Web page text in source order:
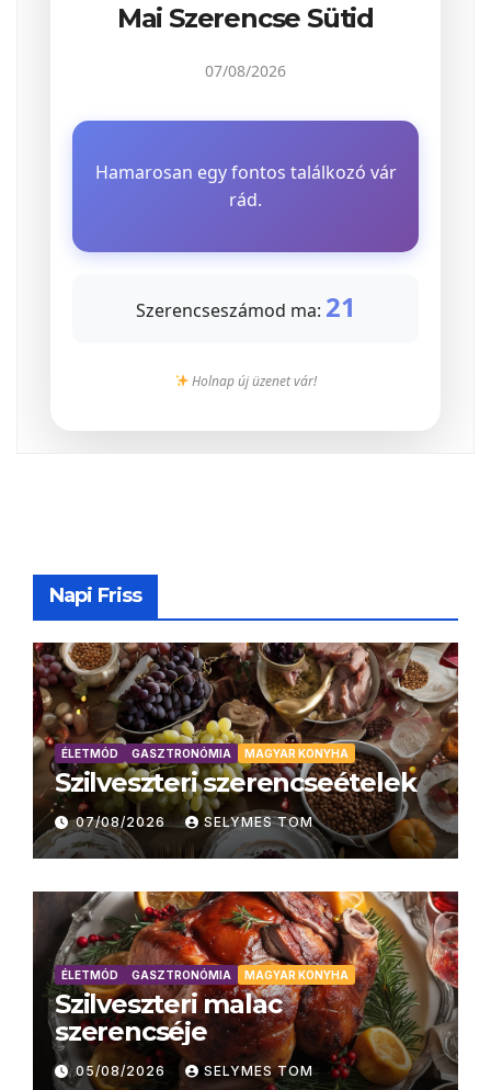
Mai Szerencse Sütid
07/08/2026
Hamarosan egy fontos találkozó vár
rád.
Szerencseszámod ma: 21
Holnap új üzenet vár!
Napi Friss
ÉLETMÓD GASZTRONÓMIA MAGYAR KONYHA
Szilveszteri szerencseételek
07/08/2026 SELYMES TOM
ÉLETMÓD GASZTRONÓMIA MAGYAR KONYHA
Szilveszteri malac
szerencséje
05/08/2026 SELYMES TOM